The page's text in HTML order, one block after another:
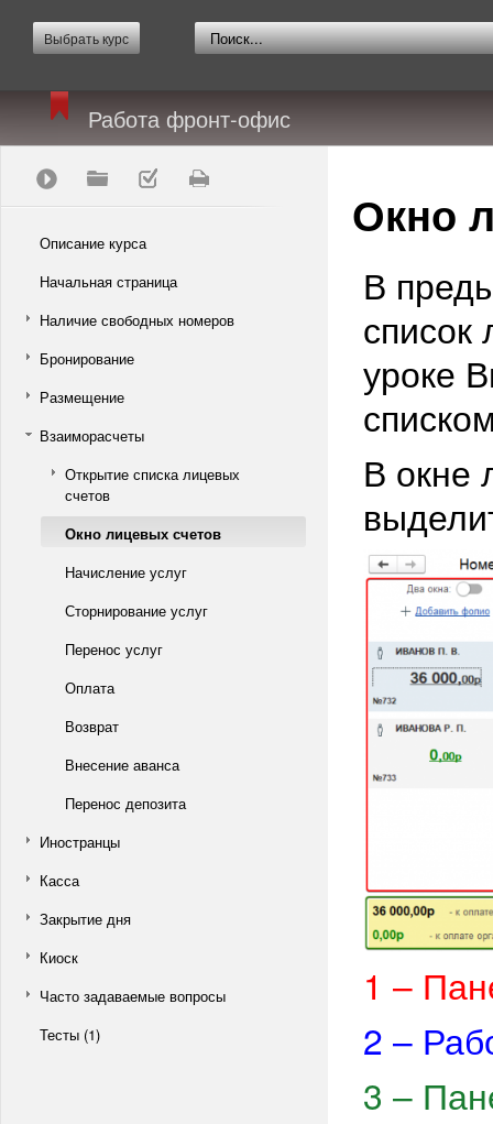
Выбрать курс
Работа фронт-офис
Описание курса
Начальная страница
Наличие свободных номеров
Бронирование
Размещение
Взаиморасчеты
Открытие списка лицевых
счетов
Окно лицевых счетов
Начисление услуг
Сторнирование услуг
Перенос услуг
Оплата
Возврат
Внесение аванса
Перенос депозита
Иностранцы
Касса
Закрытие дня
Киоск
Часто задаваемые вопросы
Тесты (1)
Окно
В
список
уроке
В окне
1 –
2 –
3 –